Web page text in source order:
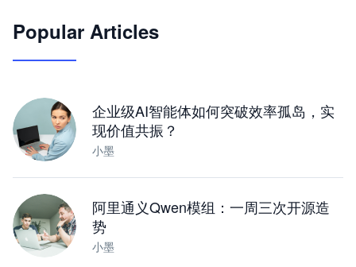
JimoClaw 桌面 AI Agent 工作台
Popular Articles
企业级AI智能体如何突破效率孤岛，实
现价值共振？
小墨
阿里通义Qwen模组：一周三次开源造
势
小墨